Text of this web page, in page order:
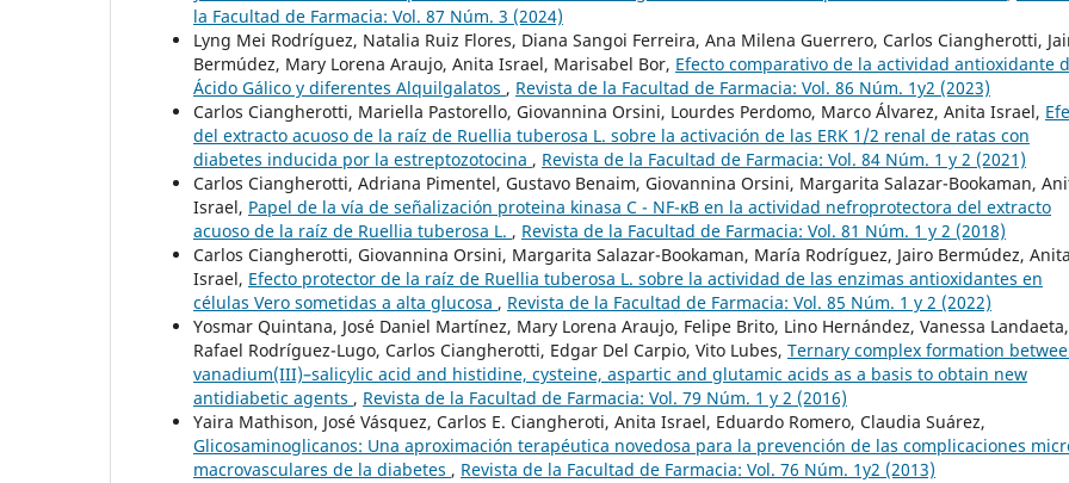
la Facultad de Farmacia: Vol. 87 Núm. 3 (2024)
Lyng Mei Rodríguez, Natalia Ruiz Flores, Diana Sangoi Ferreira, Ana Milena Guerrero, Carlos Ciangherotti,
Bermúdez, Mary Lorena Araujo, Anita Israel, Marisabel Bor, Efecto comparativo de la actividad antioxidante
Ácido Gálico y diferentes Alquilgalatos , Revista de la Facultad de Farmacia: Vol. 86 Núm. 1y2 (2023)
Carlos Ciangherotti, Mariella Pastorello, Giovannina Orsini, Lourdes Perdomo, Marco Álvarez, Anita Israel,
del extracto acuoso de la raíz de Ruellia tuberosa L. sobre la activación de las ERK 1/2 renal de ratas con
diabetes inducida por la estreptozotocina , Revista de la Facultad de Farmacia: Vol. 84 Núm. 1 y 2 (2021)
Carlos Ciangherotti, Adriana Pimentel, Gustavo Benaim, Giovannina Orsini, Margarita Salazar-Bookaman,
Israel, Papel de la vía de señalización proteina kinasa C - NF-κB en la actividad nefroprotectora del extracto
acuoso de la raíz de Ruellia tuberosa L. , Revista de la Facultad de Farmacia: Vol. 81 Núm. 1 y 2 (2018)
Carlos Ciangherotti, Giovannina Orsini, Margarita Salazar-Bookaman, María Rodríguez, Jairo Bermúdez, Anita
Israel, Efecto protector de la raíz de Ruellia tuberosa L. sobre la actividad de las enzimas antioxidantes en
células Vero sometidas a alta glucosa , Revista de la Facultad de Farmacia: Vol. 85 Núm. 1 y 2 (2022)
Yosmar Quintana, José Daniel Martínez, Mary Lorena Araujo, Felipe Brito, Lino Hernández, Vanessa Landaeta,
Rafael Rodríguez-Lugo, Carlos Ciangherotti, Edgar Del Carpio, Vito Lubes, Ternary complex formation
vanadium(III)–salicylic acid and histidine, cysteine, aspartic and glutamic acids as a basis to obtain new
antidiabetic agents , Revista de la Facultad de Farmacia: Vol. 79 Núm. 1 y 2 (2016)
Yaira Mathison, José Vásquez, Carlos E. Ciangheroti, Anita Israel, Eduardo Romero, Claudia Suárez,
Glicosaminoglicanos: Una aproximación terapéutica novedosa para la prevención de las complicaciones
macrovasculares de la diabetes , Revista de la Facultad de Farmacia: Vol. 76 Núm. 1y2 (2013)